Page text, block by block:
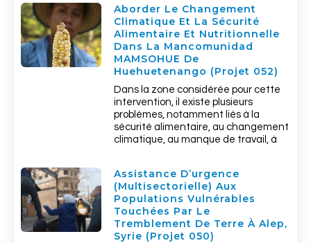
Aborder Le Changement
Climatique Et La Sécurité
Alimentaire Et Nutritionnelle
Dans La Mancomunidad
MAMSOHUE De
Huehuetenango (Projet 052)
Dans la zone considérée pour cette
intervention, il existe plusieurs
problèmes, notamment liés à la
sécurité alimentaire, au changement
climatique, au manque de travail, à
Assistance D’urgence
(multisectorielle) Aux
Populations Vulnérables
Touchées Par Le
Tremblement De Terre À Alep,
Syrie (Projet 050)